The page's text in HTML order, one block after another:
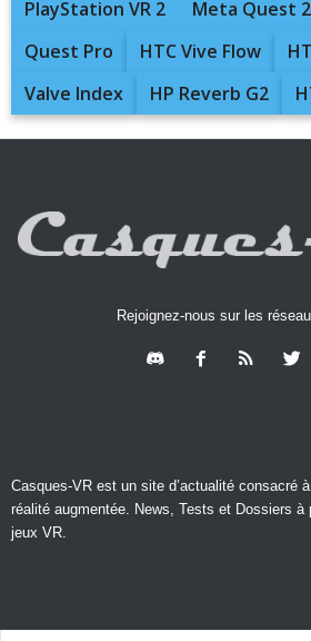
PlayStation VR 2
Meta Quest 2
Quest Pro
HTC Vive Flow
Valve Index
HP Reverb G2
Rejoignez-nous sur les
Casques-VR est un site d’actualité consacré
réalité augmentée. News, Tests et Dossiers
jeux VR.